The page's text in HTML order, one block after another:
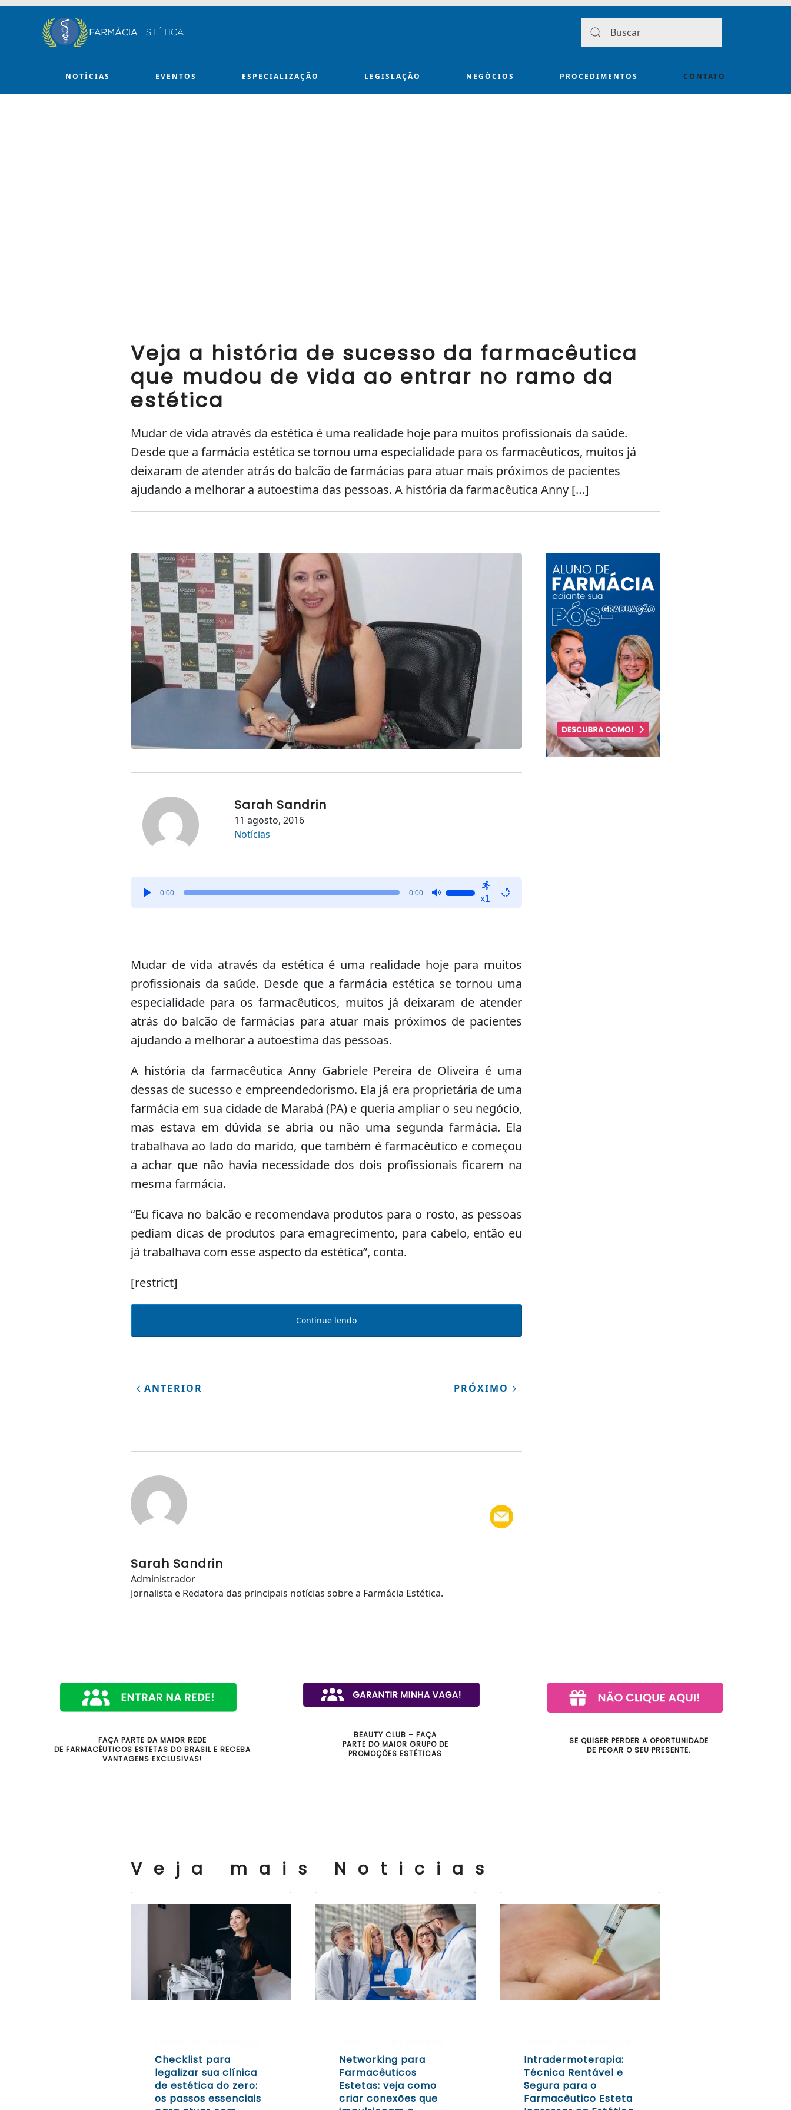
Skip to main content
NOTÍCIAS EVENTOS ESPECIALIZAÇÃO LEGISLAÇÃO NEGÓCIOS PROCEDIMENTOS CONTATO
Veja a história de sucesso da farmacêutica
que mudou de vida ao entrar no ramo da
estética
Mudar de vida através da estética é uma realidade hoje para muitos profissionais da saúde.
Desde que a farmácia estética se tornou uma especialidade para os farmacêuticos, muitos já
deixaram de atender atrás do balcão de farmácias para atuar mais próximos de pacientes
ajudando a melhorar a autoestima das pessoas. A história da farmacêutica Anny […]
Sarah Sandrin
11 agosto, 2016
Notícias
0:00 0:00
para
baixo
para
ou
volume.
x1
Mudar de vida através da estética é uma realidade hoje para muitos
profissionais da saúde. Desde que a farmácia estética se tornou uma
especialidade para os farmacêuticos, muitos já deixaram de atender
atrás do balcão de farmácias para atuar mais próximos de pacientes
ajudando a melhorar a autoestima das pessoas.
A história da farmacêutica Anny Gabriele Pereira de Oliveira é uma
dessas de sucesso e empreendedorismo. Ela já era proprietária de uma
farmácia em sua cidade de Marabá (PA) e queria ampliar o seu negócio,
mas estava em dúvida se abria ou não uma segunda farmácia. Ela
trabalhava ao lado do marido, que também é farmacêutico e começou
a achar que não havia necessidade dos dois profissionais ficarem na
mesma farmácia.
“Eu ficava no balcão e recomendava produtos para o rosto, as pessoas
pediam dicas de produtos para emagrecimento, para cabelo, então eu
já trabalhava com esse aspecto da estética”, conta.
[restrict]
Continue lendo
ANTERIOR PRÓXIMO
Sarah Sandrin
Administrador
Jornalista e Redatora das principais notícias sobre a Farmácia Estética.
FAÇA PARTE DA MAIOR REDE
DE FARMACÊUTICOS ESTETAS DO BRASIL E RECEBA
VANTAGENS EXCLUSIVAS!
BEAUTY CLUB – FAÇA
PARTE DO MAIOR GRUPO DE
PROMOÇÕES ESTÉTICAS
SE QUISER PERDER A OPORTUNIDADE
DE PEGAR O SEU PRESENTE.
Veja mais Noticias
Checklist para
legalizar sua clínica
de estética do zero:
os passos essenciais
Networking para
Farmacêuticos
Estetas: veja como
criar conexões que
Intradermoterapia:
Técnica Rentável e
Segura para o
Farmacêutico Esteta